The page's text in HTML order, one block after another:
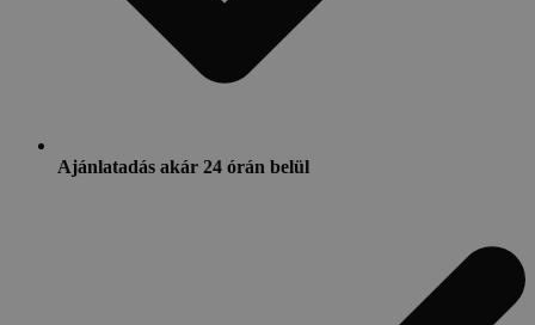
Ajánlatadás akár 24 órán belül